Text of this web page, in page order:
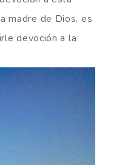
madre de Dios, es
devoción a la